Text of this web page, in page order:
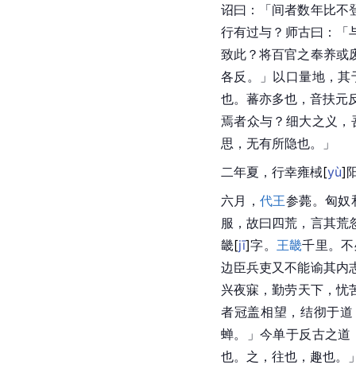
诏曰：「间者数年比不
行有过与？师古曰：「
致此？将百官之奉养或
各反。」以口量地，
也。蕃亦多也，音扶元
焉者众与？细大之义
思，无有所隐也。」
二年夏，行幸雍棫[yù]
六月，代王参薨。匈奴
服，故曰四荒，言其荒
畿[jī]字。 王畿千里。
边臣兵吏又不能谕其内
兴夜寐，勤劳天下，忧
者冠盖相望，结彻于
蝉。」今单于反古之
也。之，往也，趣也。